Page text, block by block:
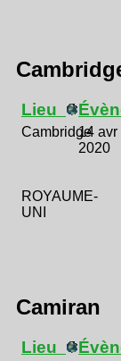
Lieu
Cambridge
ROYAUME-
UNI
14 avr
2020
Camiran
Lieu